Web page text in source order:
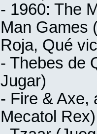
- 1960: The
Man Games
Roja, Qué
- Thebes de
Jugar)
- Fire & Axe,
Mecatol Rex)